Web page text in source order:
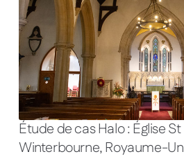
Étude de cas Halo : Église
Winterbourne, Royaume-